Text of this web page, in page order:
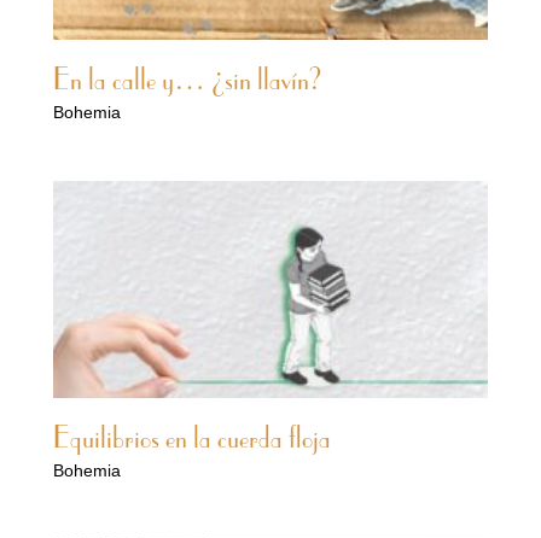
En la calle y… ¿sin llavín?
Bohemia
Equilibrios en la cuerda floja
Bohemia